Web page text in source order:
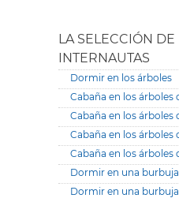
LA SELECCIÓN DE
INTERNAUTAS
Dormir en los árboles
Cabaña en los árboles
Cabaña en los árboles
Cabaña en los árboles
Cabaña en los árboles
Dormir en una burbuja
Dormir en una